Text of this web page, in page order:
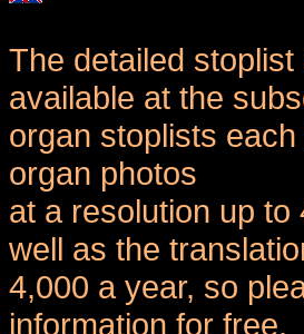
The detailed
available at the
organ stoplists
organ photos
at a resolution up
well as the
4,000 a year, so
information for free.